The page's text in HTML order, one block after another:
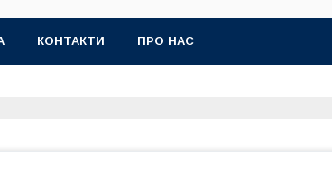
КОНТАКТИ ПРО НАС